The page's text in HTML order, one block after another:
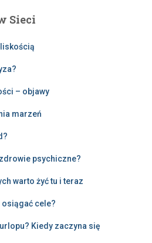
Sieci
– objawy
marzeń
psychiczne?
warto żyć tu i teraz
osiągać cele?
Kiedy zaczyna się